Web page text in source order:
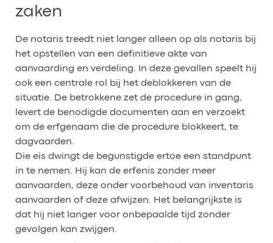
zaken
De notaris treedt niet langer alleen op als notaris bij
het opstellen van een definitieve akte van
aanvaarding en verdeling. In deze gevallen speelt hij
ook een centrale rol bij het deblokkeren van de
situatie. De betrokkene zet de procedure in gang,
levert de benodigde documenten aan en verzoekt
om de erfgenaam die de procedure blokkeert, te
dagvaarden.
Die eis dwingt de begunstigde ertoe een standpunt
in te nemen. Hij kan de erfenis zonder meer
aanvaarden, deze onder voorbehoud van inventaris
aanvaarden of deze afwijzen. Het belangrijkste is
dat hij niet langer voor onbepaalde tijd zonder
gevolgen kan zwijgen.